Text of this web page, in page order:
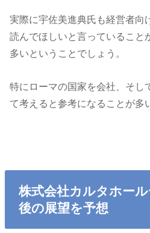
実際に宇佐美進典氏も経営者向
読んでほしいと言っていること
多いということでしょう。
特にローマの国家を会社、そし
て考えると参考になることが多
株式会社カルタホー
後の展望を予想